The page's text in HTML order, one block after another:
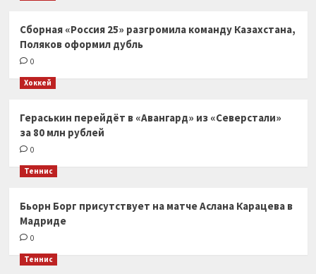
Сборная «Россия 25» разгромила команду Казахстана,
Поляков оформил дубль
0
Хоккей
Гераськин перейдёт в «Авангард» из «Северстали»
за 80 млн рублей
0
Теннис
Бьорн Борг присутствует на матче Аслана Карацева в
Мадриде
0
Теннис